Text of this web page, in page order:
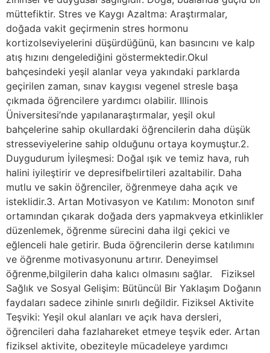
müttefiktir. Stres ve Kaygı Azaltma: Araştırmalar,
doğada vakit geçirmenin stres hormonu
kortizolseviyelerini düşürdüğünü, kan basıncını ve kalp
atış hızını dengelediğini göstermektedir.Okul
bahçesindeki yeşil alanlar veya yakındaki parklarda
geçirilen zaman, sınav kaygısı vegenel stresle başa
çıkmada öğrencilere yardımcı olabilir. Illinois
Üniversitesi’nde yapılanaraştırmalar, yeşil okul
bahçelerine sahip okullardaki öğrencilerin daha düşük
stresseviyelerine sahip olduğunu ortaya koymuştur.2.
Duygudurum İyileşmesi: Doğal ışık ve temiz hava, ruh
halini iyileştirir ve depresifbelirtileri azaltabilir. Daha
mutlu ve sakin öğrenciler, öğrenmeye daha açık ve
isteklidir.3. Artan Motivasyon ve Katılım: Monoton sınıf
ortamından çıkarak doğada ders yapmakveya etkinlikler
düzenlemek, öğrenme sürecini daha ilgi çekici ve
eğlenceli hale getirir. Buda öğrencilerin derse katılımını
ve öğrenme motivasyonunu artırır. Deneyimsel
öğrenme,bilgilerin daha kalıcı olmasını sağlar. Fiziksel
Sağlık ve Sosyal Gelişim: Bütüncül Bir Yaklaşım Doğanın
faydaları sadece zihinle sınırlı değildir. Fiziksel Aktivite
Teşviki: Yeşil okul alanları ve açık hava dersleri,
öğrencileri daha fazlahareket etmeye teşvik eder. Artan
fiziksel aktivite, obeziteyle mücadeleye yardımcı